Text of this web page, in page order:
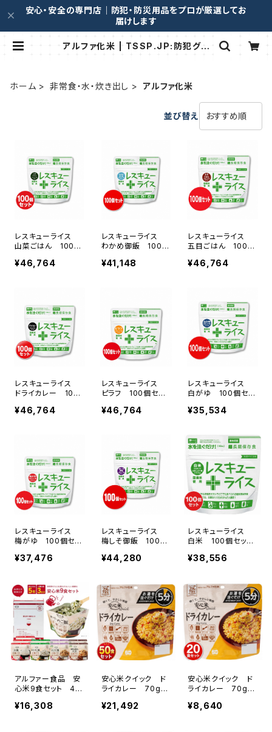
安心・安全の専門店｜防犯・防災用品をプロが厳選してお
届けします
アルファ化米 | TSSP.JP:防犯グッ
ホーム 非常食・水・炊き出し アルファ化米
並び替え
レスキューライス
山菜ごはん 100個
¥46,764
レスキューライス
わかめ御飯 100個
¥41,148
レスキューライス
五目ごはん 100個
¥46,764
レスキューライス
ドライカレー 100
¥46,764
レスキューライス
ピラフ 100個セット
¥46,764
レスキューライス
白がゆ 100個セッ
¥35,534
レスキューライス
梅がゆ 100個セッ
¥37,476
レスキューライス
梅しそ御飯 100個
¥44,280
レスキューライス
白米 100個セット
¥38,556
アルファー食品 安
心米9食セット 4個
保存】(0043779)
¥16,308
安心米クイック ド
ライカレー 70g
5)
¥21,492
安心米クイック ド
ライカレー 70g
4)
¥8,640